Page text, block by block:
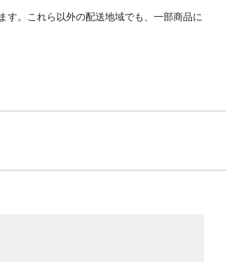
す。これら以外の配送地域でも、一部商品に